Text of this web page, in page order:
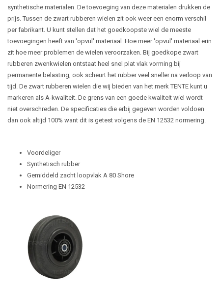
synthetische materialen. De toevoeging van deze materialen drukken de
prijs. Tussen de zwart rubberen wielen zit ook weer een enorm verschil
per fabrikant. U kunt stellen dat het goedkoopste wiel de meeste
toevoegingen heeft van 'opvul' materiaal. Hoe meer 'opvul' materiaal erin
zit hoe meer problemen de wielen veroorzaken. Bij goedkope zwart
rubberen zwenkwielen ontstaat heel snel plat vlak vorming bij
permanente belasting, ook scheurt het rubber veel sneller na verloop van
tijd. De zwart rubberen wielen die wij bieden van het merk TENTE kunt u
markeren als A-kwaliteit. De grens van een goede kwaliteit wiel wordt
niet overschreden. De specificaties die erbij gegeven worden voldoen
dan ook altijd 100% want dit is getest volgens de EN 12532 normering.
Voordeliger
Synthetisch rubber
Gemiddeld zacht loopvlak A 80 Shore
Normering EN 12532